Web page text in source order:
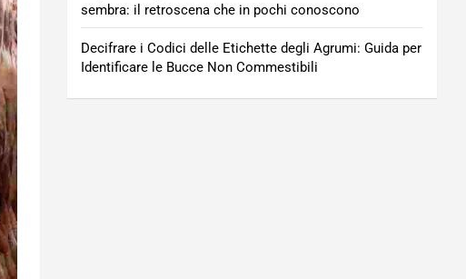
sembra: il retroscena che in pochi conoscono
Decifrare i Codici delle Etichette degli Agrumi: Guida per
Identificare le Bucce Non Commestibili